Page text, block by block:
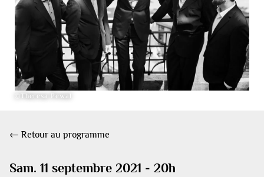
©Theresa Pewal
← Retour au programme
Sam. 11 septembre 2021 - 20h